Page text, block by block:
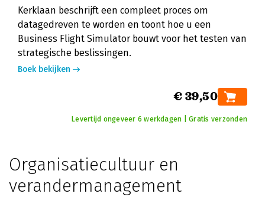
Kerklaan beschrijft een compleet proces om
datagedreven te worden en toont hoe u een
Business Flight Simulator bouwt voor het testen van
strategische beslissingen.
Boek bekijken
€ 39,50
Levertijd ongeveer 6 werkdagen | Gratis verzonden
Organisatiecultuur en
verandermanagement